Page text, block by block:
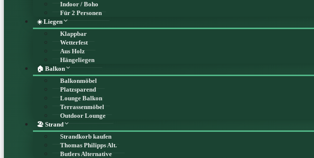
Indoor / Boho
Für 2 Personen
☀️ Liegen
Klappbar
Wetterfest
Aus Holz
Hängeliegen
🏠 Balkon
Balkonmöbel
Platzsparend
Lounge Balkon
Terrassenmöbel
Outdoor Lounge
🏖️ Strand
Strandkorb kaufen
Thomas Philipps Alt.
Butlers Alternative